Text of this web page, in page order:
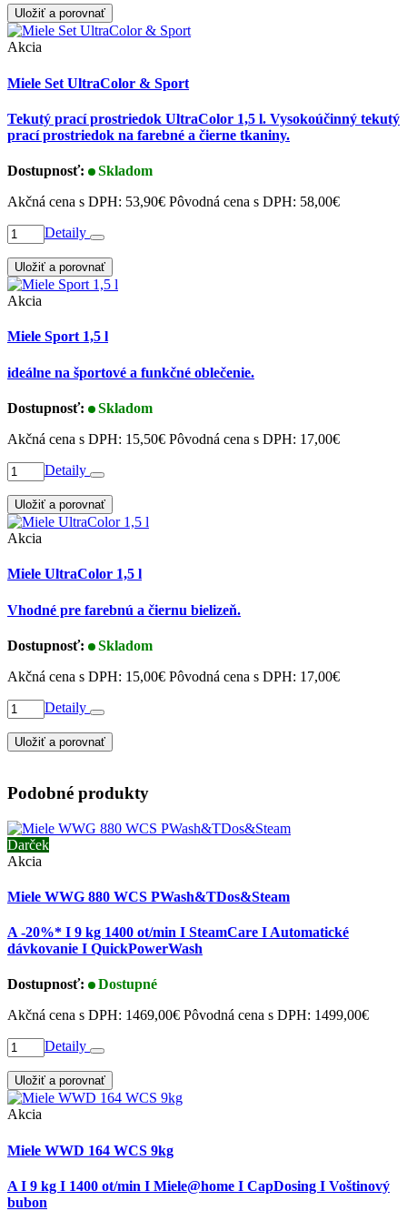
Uložiť a porovnať
Akcia
Miele Set UltraColor & Sport
Tekutý prací prostriedok UltraColor 1,5 l. Vysokoúčinný tekutý
prací prostriedok na farebné a čierne tkaniny.
Dostupnosť:
Skladom
Akčná cena s DPH: 53,90€ Pôvodná cena s DPH: 58,00€
Detaily
Uložiť a porovnať
Akcia
Miele Sport 1,5 l
ideálne na športové a funkčné oblečenie.
Dostupnosť:
Skladom
Akčná cena s DPH: 15,50€ Pôvodná cena s DPH: 17,00€
Detaily
Uložiť a porovnať
Akcia
Miele UltraColor 1,5 l
Vhodné pre farebnú a čiernu bielizeň.
Dostupnosť:
Skladom
Akčná cena s DPH: 15,00€ Pôvodná cena s DPH: 17,00€
Detaily
Uložiť a porovnať
Podobné produkty
Darček
Akcia
Miele WWG 880 WCS PWash&TDos&Steam
A -20%* I 9 kg 1400 ot/min I SteamCare I Automatické
dávkovanie I QuickPowerWash
Dostupnosť:
Dostupné
Akčná cena s DPH: 1469,00€ Pôvodná cena s DPH: 1499,00€
Detaily
Uložiť a porovnať
Akcia
Miele WWD 164 WCS 9kg
A I 9 kg I 1400 ot/min I Miele@home I CapDosing I Voštinový
bubon